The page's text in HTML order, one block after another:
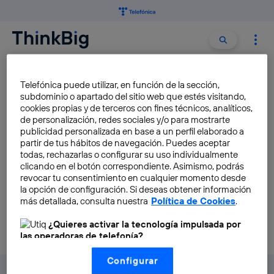
Buscar
SUSTAINABLE LIGHTING
Is it possible to generate
energy using the force of
gravity? Deciwatt is proof
Miguel A. Perez
Telefónica puede utilizar, en función de la sección,
subdominio o apartado del sitio web que estés visitando,
cookies propias y de terceros con fines técnicos, analíticos,
de personalización, redes sociales y/o para mostrarte
publicidad personalizada en base a un perfil elaborado a
partir de tus hábitos de navegación. Puedes aceptar
todas, rechazarlas o configurar su uso individualmente
clicando en el botón correspondiente. Asimismo, podrás
revocar tu consentimiento en cualquier momento desde
la opción de configuración. Si deseas obtener información
más detallada, consulta nuestra Política de Cookies.
¿Quieres activar la tecnología impulsada por
las operadoras de telefonía?
Nosotros, Telefónica S.A., utilizamos la tecnología Utiq para
realizar nuestras acciones de marketing digital o análisis
Configurar